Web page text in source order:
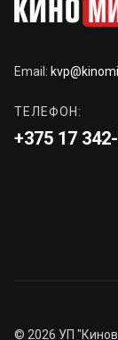
Email:
ТЕЛЕФОН:
+375 17
© 2026 УП